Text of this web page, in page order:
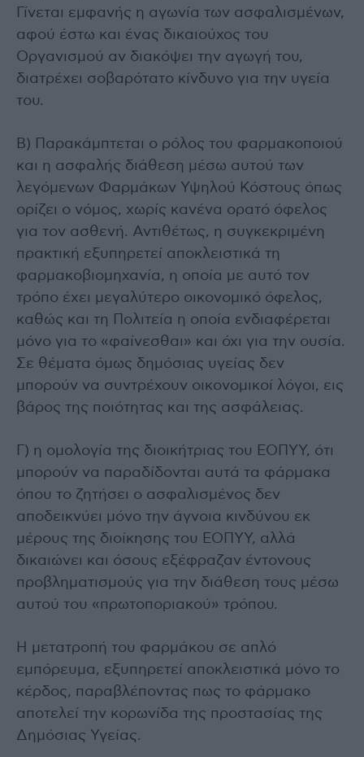
Γίνεται εμφανής η αγωνία των ασφαλισμένων,
αφού έστω και ένας δικαιούχος του
Οργανισμού αν διακόψει την αγωγή του,
διατρέχει σοβαρότατο κίνδυνο για την υγεία
του.
Β) Παρακάμπτεται ο ρόλος του φαρμακοποιού
και η ασφαλής διάθεση μέσω αυτού των
λεγόμενων Φαρμάκων Υψηλού Κόστους όπως
ορίζει ο νόμος, χωρίς κανένα ορατό όφελος
για τον ασθενή. Αντιθέτως, η συγκεκριμένη
πρακτική εξυπηρετεί αποκλειστικά τη
φαρμακοβιομηχανία, η οποία με αυτό τον
τρόπο έχει μεγαλύτερο οικονομικό όφελος,
καθώς και τη Πολιτεία η οποία ενδιαφέρεται
μόνο για το «φαίνεσθαι» και όχι για την ουσία.
Σε θέματα όμως δημόσιας υγείας δεν
μπορούν να συντρέχουν οικονομικοί λόγοι, εις
βάρος της ποιότητας και της ασφάλειας.
Γ) η ομολογία της διοικήτριας του ΕΟΠΥΥ, ότι
μπορούν να παραδίδονται αυτά τα φάρμακα
όπου το ζητήσει ο ασφαλισμένος δεν
αποδεικνύει μόνο την άγνοια κινδύνου εκ
μέρους της διοίκησης του ΕΟΠΥΥ, αλλά
δικαιώνει και όσους εξέφραζαν έντονους
προβληματισμούς για την διάθεση τους μέσω
αυτού του «πρωτοποριακού» τρόπου.
Η μετατροπή του φαρμάκου σε απλό
εμπόρευμα, εξυπηρετεί αποκλειστικά μόνο το
κέρδος, παραβλέποντας πως το φάρμακο
αποτελεί την κορωνίδα της προστασίας της
Δημόσιας Υγείας.